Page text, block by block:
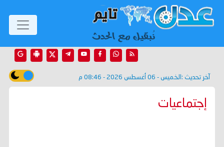
آخر تحديث : الخميس - 06 أغسطس 2026 - 08:46 م
إجتماعيات